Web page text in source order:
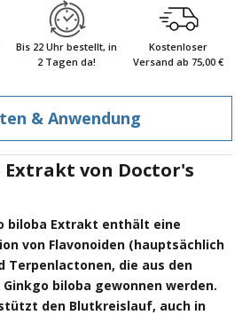
Bis 22 Uhr bestellt, in
2 Tagen da!
Kostenloser
Versand ab 75,00 €
& Anwendung
von Doctor's
biloba Extrakt enthält eine
von Flavonoiden (hauptsächlich
Terpenlactonen, die aus den
biloba gewonnen werden.
den Blutkreislauf, auch in